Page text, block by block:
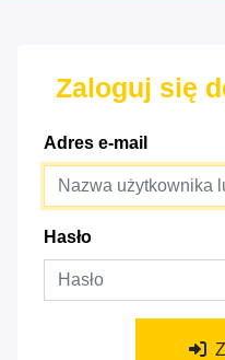
Zaloguj się
Adres e-mail
Hasło